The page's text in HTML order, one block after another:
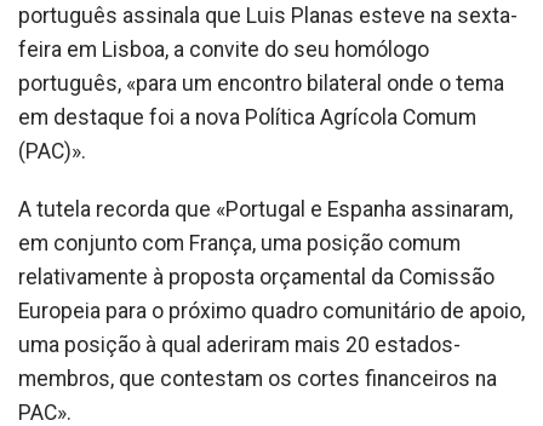
português assinala que Luis Planas esteve na sexta-
feira em Lisboa, a convite do seu homólogo
português, «para um encontro bilateral onde o tema
em destaque foi a nova Política Agrícola Comum
(PAC)».
A tutela recorda que «Portugal e Espanha assinaram,
em conjunto com França, uma posição comum
relativamente à proposta orçamental da Comissão
Europeia para o próximo quadro comunitário de apoio,
uma posição à qual aderiram mais 20 estados-
membros, que contestam os cortes financeiros na
PAC».